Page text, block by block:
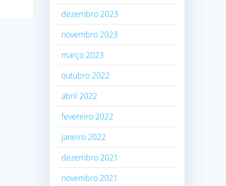
dezembro 2023
novembro 2023
março 2023
outubro 2022
abril 2022
fevereiro 2022
janeiro 2022
dezembro 2021
novembro 2021